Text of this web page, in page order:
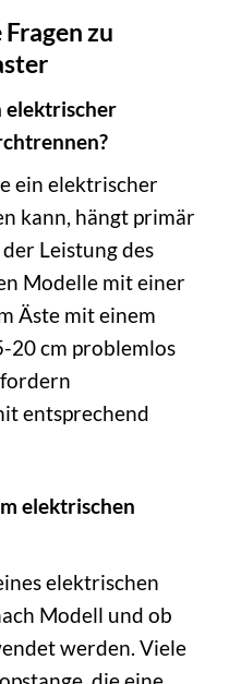
zu
elektrischer
ein elektrischer
kann, hängt primär
Leistung des
Modelle mit einer
Äste mit einem
20 cm problemlos
entsprechend
elektrischen
elektrischen
Modell und ob
werden. Viele